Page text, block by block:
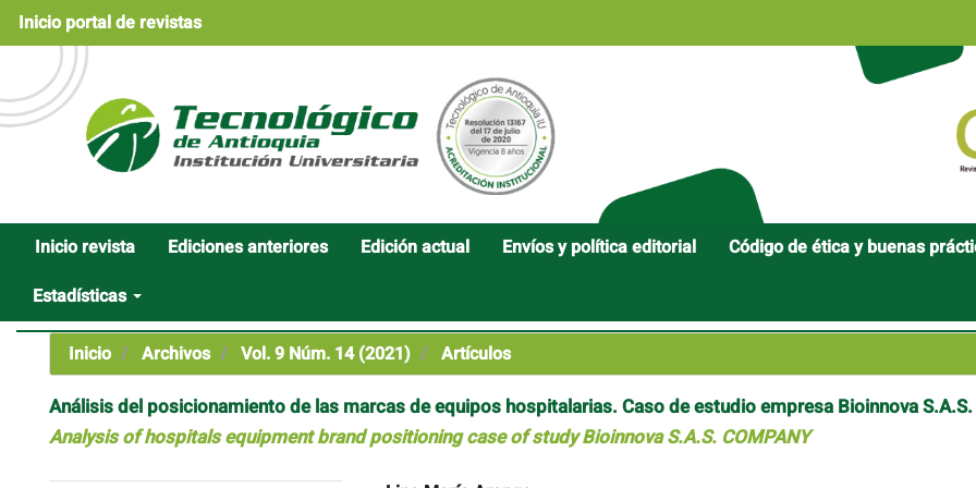
Navegación
principal
Contenido
principal
Barra
lateral
Inicio portal de revistas
Inicio revista Ediciones anteriores Edición actual Envíos y política editorial Código de ética y buenas
Estadísticas
Inicio
Archivos Vol. 9 Núm. 14 (2021) Artículos
Análisis del posicionamiento de las marcas de equipos hospitalarias. Caso de estudio empresa Bioinnova S.A.S.
Analysis of hospitals equipment brand positioning case of study Bioinnova S.A.S. COMPANY